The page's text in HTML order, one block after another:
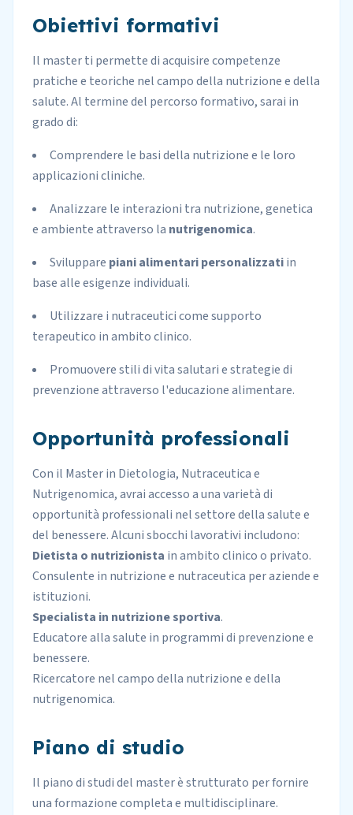
Obiettivi formativi
Il master ti permette di acquisire competenze
pratiche e teoriche nel campo della nutrizione e della
salute. Al termine del percorso formativo, sarai in
grado di:
Comprendere le basi della nutrizione e le loro
applicazioni cliniche.
Analizzare le interazioni tra nutrizione, genetica
e ambiente attraverso la nutrigenomica.
Sviluppare piani alimentari personalizzatiin
base alle esigenze individuali.
Utilizzare i nutraceutici come supporto
terapeutico in ambito clinico.
Promuovere stili di vita salutari e strategie di
prevenzione attraverso l'educazione alimentare.
Opportunità professionali
Con il Master in Dietologia, Nutraceutica e
Nutrigenomica, avrai accesso a una varietà di
opportunità professionali nel settore della salute e
del benessere. Alcuni sbocchi lavorativi includono:
Dietista o nutrizionista in ambito clinico o privato.
Consulente in nutrizione e nutraceutica per aziende e
istituzioni.
Specialista in nutrizione sportiva.
Educatore alla salute in programmi di prevenzione e
benessere.
Ricercatore nel campo della nutrizione e della
nutrigenomica.
Piano di studio
Il piano di studi del master è strutturato per fornire
una formazione completa e multidisciplinare.